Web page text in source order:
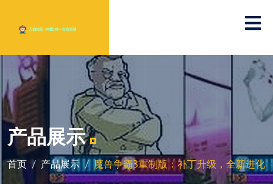
产品展示
首页 产品展示 魔兽争霸3重制版：补丁升级，全新进化